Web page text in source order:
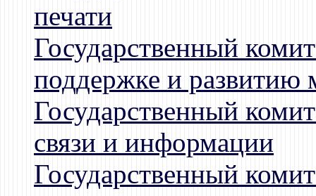
печати
Государственный
поддержке и развитию
Государственный
связи и информации
Государственный